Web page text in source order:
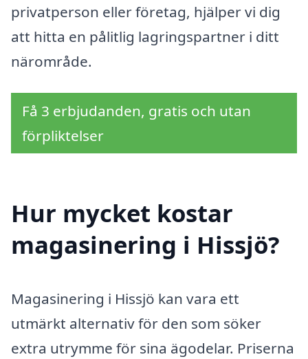
privatperson eller företag, hjälper vi dig
att hitta en pålitlig lagringspartner i ditt
närområde.
Få 3 erbjudanden, gratis och utan
förpliktelser
Hur mycket kostar
magasinering i Hissjö?
Magasinering i Hissjö kan vara ett
utmärkt alternativ för den som söker
extra utrymme för sina ägodelar. Priserna